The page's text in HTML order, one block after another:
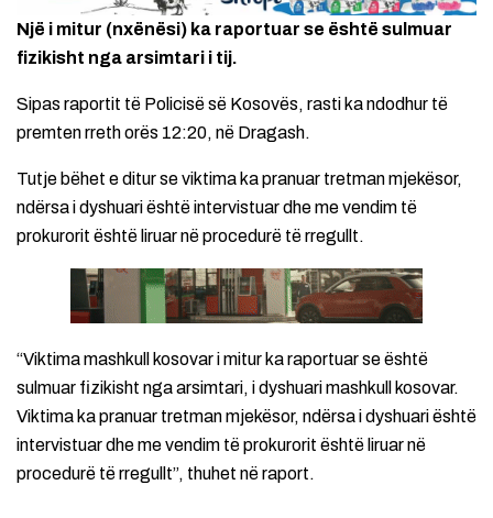
Një i mitur (nxënësi) ka raportuar se është sulmuar
fizikisht nga arsimtari i tij.
Sipas raportit të Policisë së Kosovës, rasti ka ndodhur të
premten rreth orës 12:20, në Dragash.
Tutje bëhet e ditur se viktima ka pranuar tretman mjekësor,
ndërsa i dyshuari është intervistuar dhe me vendim të
prokurorit është liruar në procedurë të rregullt.
“Viktima mashkull kosovar i mitur ka raportuar se është
sulmuar fizikisht nga arsimtari, i dyshuari mashkull kosovar.
Viktima ka pranuar tretman mjekësor, ndërsa i dyshuari është
intervistuar dhe me vendim të prokurorit është liruar në
procedurë të rregullt”, thuhet në raport.